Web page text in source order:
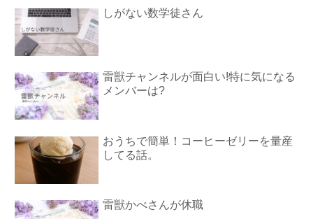
しがない数学徒さん
雷獣チャンネルが面白い!特に気になる
メンバーは?
おうちで簡単！コーヒーゼリーを量産
してる話。
雷獣かべさんが休職